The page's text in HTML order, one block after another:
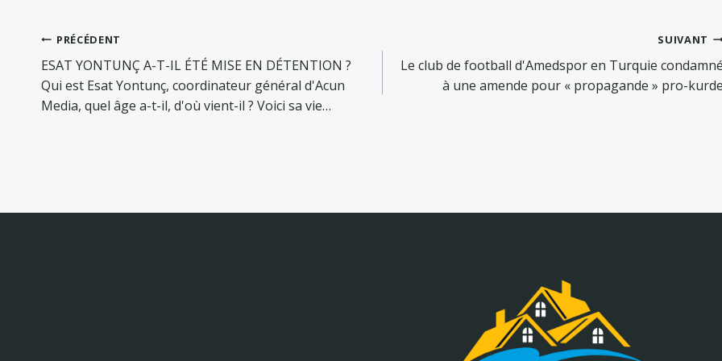
Navigation
de
l’article
PRÉCÉDENT
ESAT YONTUNÇ A-T-IL ÉTÉ MISE EN DÉTENTION ?
Qui est Esat Yontunç, coordinateur général d'Acun
Media, quel âge a-t-il, d'où vient-il ? Voici sa vie…
SUIVANT
Le club de football d'Amedspor en Turquie
à une amende pour « propagande » pro-